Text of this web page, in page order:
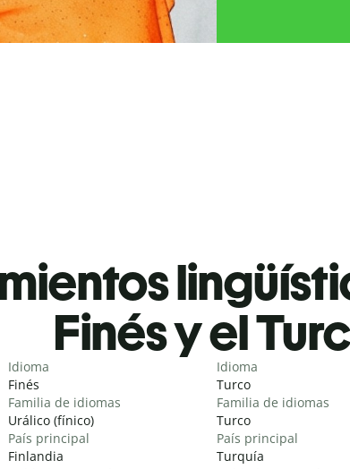
Finés y el
Idioma
Finés
Familia de idiomas
Urálico (fínico)
País principal
Finlandia
Idioma
Turco
Familia de idiomas
Turco
País principal
Turquía